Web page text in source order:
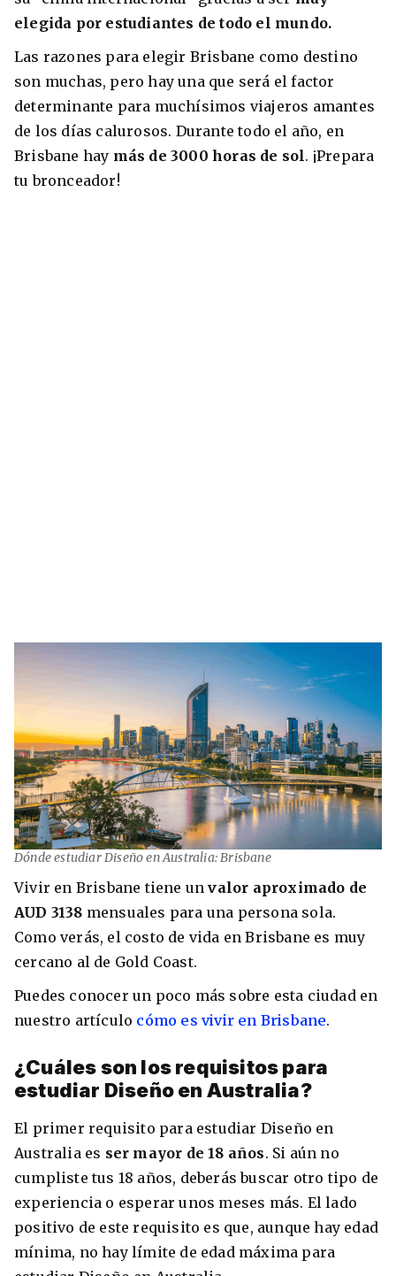
elegida por estudiantes de todo el mundo.
Las razones para elegir Brisbane como destino
son muchas, pero hay una que será el factor
determinante para muchísimos viajeros amantes
de los días calurosos. Durante todo el año, en
Brisbane hay más de 3000 horas de sol. ¡Prepara
tu bronceador!
Dónde estudiar Diseño en Australia: Brisbane
Vivir en Brisbane tiene unvalor aproximado de
AUD 3138 mensuales para una persona sola.
Como verás, el costo de vida en Brisbane es muy
cercano al de Gold Coast.
Puedes conocer un poco más sobre esta ciudad en
nuestro artículo cómo es vivir en Brisbane.
¿Cuáles son los requisitos para
estudiar Diseño en Australia?
El primer requisito para estudiar Diseño en
Australia es ser mayor de 18 años. Si aún no
cumpliste tus 18 años, deberás buscar otro tipo de
experiencia o esperar unos meses más. El lado
positivo de este requisito es que, aunque hay edad
mínima, no hay límite de edad máxima para